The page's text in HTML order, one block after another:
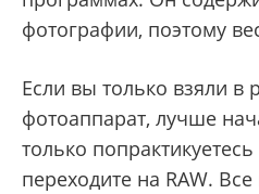
фотографии, поэтому
Если вы только взяли в
фотоаппарат, лучше
только
переходите на RAW.